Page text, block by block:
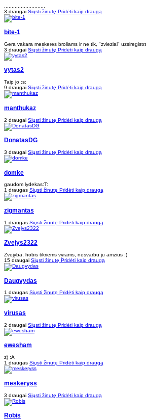
...........................
3 draugai Siųsti žinutę Pridėti kaip draugą
bite-1
Gera vakara meskeres broliams ir ne tik, "zvieziai"
3 draugai Siųsti žinutę Pridėti kaip draugą
vytas2
Taip jo :s:
9 draugai Siųsti žinutę Pridėti kaip draugą
manthukaz
2 draugai Siųsti žinutę Pridėti kaip draugą
DonatasDG
3 draugai Siųsti žinutę Pridėti kaip draugą
domke
gaudom lydekas:T:
1 draugas Siųsti žinutę Pridėti kaip draugą
zigmantas
1 draugas Siųsti žinutę Pridėti kaip draugą
Zvejys2322
Zvejyba, hobis tikriems vyrams, nesvarbu ju amzius :)
15 draugai Siųsti žinutę Pridėti kaip draugą
Daugvydas
1 draugas Siųsti žinutę Pridėti kaip draugą
virusas
2 draugai Siųsti žinutę Pridėti kaip draugą
ewesham
z) :A
1 draugas Siųsti žinutę Pridėti kaip draugą
meskeryss
3 draugai Siųsti žinutę Pridėti kaip draugą
Robis